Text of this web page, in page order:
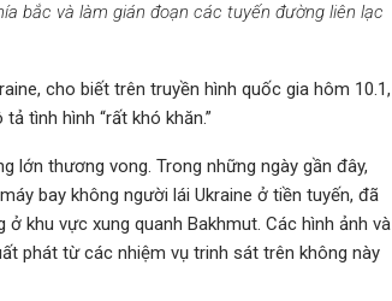
bắc và làm gián đoạn các tuyến đường liên lạc
cho biết trên truyền hình quốc gia hôm 10.1,
tình hình “rất khó khăn.”
lớn thương vong. Trong những ngày gần đây,
bay không người lái Ukraine ở tiền tuyến, đã
khu vực xung quanh Bakhmut. Các hình ảnh và
phát từ các nhiệm vụ trinh sát trên không này